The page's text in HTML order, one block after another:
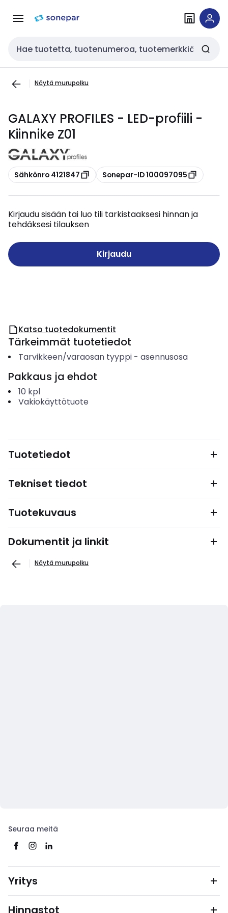
navigointiinsisältöön
Haku
Näytä murupolku
GALAXY PROFILES - LED-profiili -
Kiinnike Z01
Kopioi
Sähkönro 4121847 Kopioi
Sonepar-ID 100097095
Kirjaudu sisään tai luo tili tarkistaaksesi hinnan ja
tehdäksesi tilauksen
Kirjaudu
Katso tuotedokumentit
Tärkeimmät tuotetiedot
Tarvikkeen/varaosan tyyppi- asennusosa
Pakkaus ja ehdot
10 kpl
Vakiokäyttötuote
Tuotetiedot
Tekniset tiedot
Tuotekuvaus
Dokumentit ja linkit
Näytä murupolku
Seuraa meitä
Yritys
Hinnastot